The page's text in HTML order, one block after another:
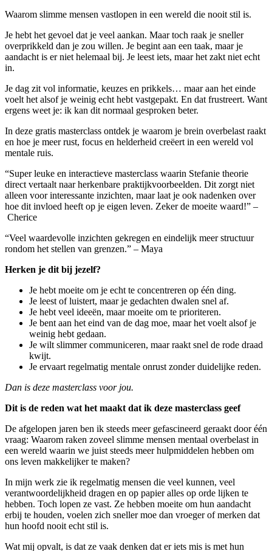
Waarom slimme mensen vastlopen in een wereld die nooit stil is.
Je hebt het gevoel dat je veel aankan. Maar toch raak je sneller
overprikkeld dan je zou willen. Je begint aan een taak, maar je
aandacht is er niet helemaal bij. Je leest iets, maar het zakt niet echt
in.
Je dag zit vol informatie, keuzes en prikkels… maar aan het einde
voelt het alsof je weinig echt hebt vastgepakt. En dat frustreert. Want
ergens weet je: ik kan dit normaal gesproken beter.
In deze gratis masterclass ontdek je waarom je brein overbelast raakt
en hoe je meer rust, focus en helderheid creëert in een wereld vol
mentale ruis.
“Super leuke en interactieve masterclass waarin Stefanie theorie
direct vertaalt naar herkenbare praktijkvoorbeelden. Dit zorgt niet
alleen voor interessante inzichten, maar laat je ook nadenken over
hoe dit invloed heeft op je eigen leven. Zeker de moeite waard!” –
Cherice
“Veel waardevolle inzichten gekregen en eindelijk meer structuur
rondom het stellen van grenzen.” – Maya
Herken je dit bij jezelf?
Je hebt moeite om je echt te concentreren op één ding.
Je leest of luistert, maar je gedachten dwalen snel af.
Je hebt veel ideeën, maar moeite om te prioriteren.
Je bent aan het eind van de dag moe, maar het voelt alsof je
weinig hebt gedaan.
Je wilt slimmer communiceren, maar raakt snel de rode draad
kwijt.
Je ervaart regelmatig mentale onrust zonder duidelijke reden.
Dan is deze masterclass voor jou.
Dit is de reden wat het maakt dat ik deze masterclass geef
De afgelopen jaren ben ik steeds meer gefascineerd geraakt door één
vraag: Waarom raken zoveel slimme mensen mentaal overbelast in
een wereld waarin we juist steeds meer hulpmiddelen hebben om
ons leven makkelijker te maken?
In mijn werk zie ik regelmatig mensen die veel kunnen, veel
verantwoordelijkheid dragen en op papier alles op orde lijken te
hebben. Toch lopen ze vast. Ze hebben moeite om hun aandacht
erbij te houden, voelen zich sneller moe dan vroeger of merken dat
hun hoofd nooit echt stil is.
Wat mij opvalt, is dat ze vaak denken dat er iets mis is met hun